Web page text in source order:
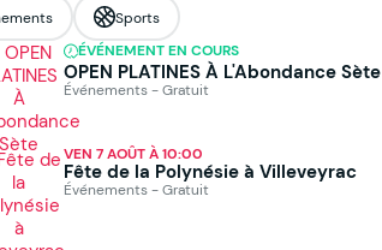
Sports
ÉVÉNEMENT EN COURS
OPEN PLATINES À L'Abondance Sète
Événements - Gratuit
VEN 7 AOÛT À 10:00
Fête de la Polynésie à Villeveyrac
Événements - Gratuit